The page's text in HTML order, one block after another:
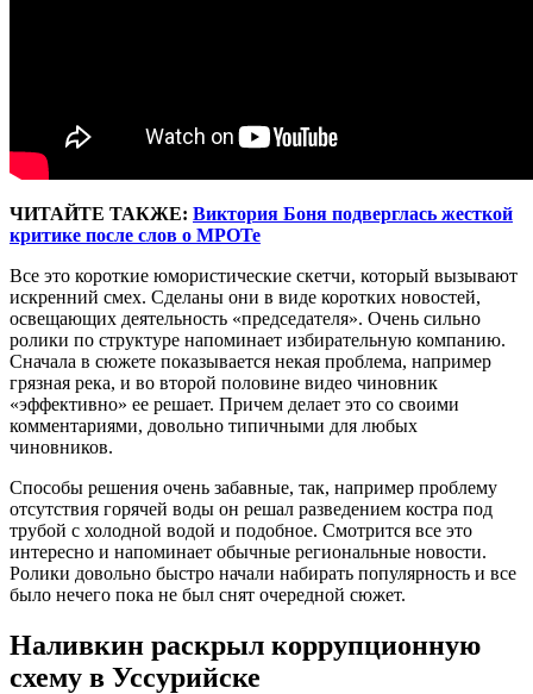
ЧИТАЙТЕ ТАКЖЕ: Виктория Боня подверглась жесткой
критике после слов о МРОТе
Все это короткие юмористические скетчи, который вызывают
искренний смех. Сделаны они в виде коротких новостей,
освещающих деятельность «председателя». Очень сильно
ролики по структуре напоминает избирательную компанию.
Сначала в сюжете показывается некая проблема, например
грязная река, и во второй половине видео чиновник
«эффективно» ее решает. Причем делает это со своими
комментариями, довольно типичными для любых
чиновников.
Способы решения очень забавные, так, например проблему
отсутствия горячей воды он решал разведением костра под
трубой с холодной водой и подобное. Смотрится все это
интересно и напоминает обычные региональные новости.
Ролики довольно быстро начали набирать популярность и все
было нечего пока не был снят очередной сюжет.
Наливкин раскрыл коррупционную
схему в Уссурийске